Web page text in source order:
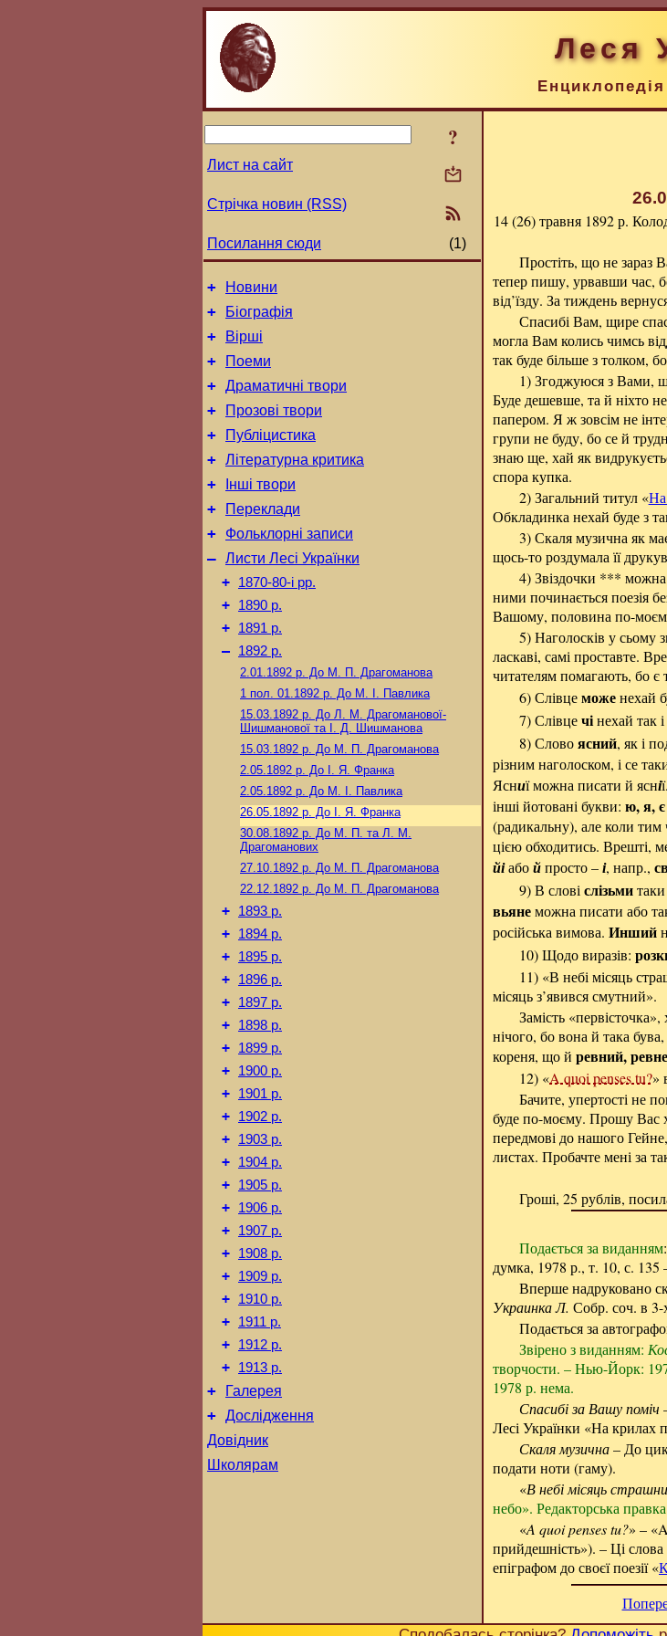
Леся
?
Лист на сайт
Стрічка новин (RSS)
Посилання сюди (1)
+ Новини
+ Біографія
+ Вірші
+ Поеми
+ Драматичні твори
+ Прозові твори
+ Публіцистика
+ Літературна критика
+ Інші твори
+ Переклади
+ Фольклорні записи
– Листи Лесі Українки
+
1870-80-і рр.
+ 1890 р.
+ 1891 р.
– 1892 р.
2.01.1892 р. До М. П. Драгоманова
1 пол. 01.1892 р. До М. I. Павлика
15.03.1892 р. До Л. М. Драгоманової-
Шишманової та І. Д. Шишманова
15.03.1892 р. До М. П. Драгоманова
2.05.1892 р. До І. Я. Франка
2.05.1892 р. До М. I. Павлика
26.05.1892 р. До І. Я. Франка
30.08.1892 р. До М. П. та Л. М.
Драгоманових
27.10.1892 р. До М. П. Драгоманова
22.12.1892 р. До М. П. Драгоманова
+ 1893 р.
+ 1894 р.
+ 1895 р.
+ 1896 р.
+ 1897 р.
+ 1898 р.
+ 1899 р.
+ 1900 р.
+ 1901 р.
+ 1902 р.
+ 1903 р.
+ 1904 р.
+ 1905 р.
+ 1906 р.
+ 1907 р.
+ 1908 р.
+ 1909 р.
+ 1910 р.
+ 1911 р.
+ 1912 р.
+ 1913 р.
+ Галерея
+ Дослідження
Довідник
Школярам
14 (26) травня 1892 р.
Простіть, що не зараз
тепер пишу, урвавши час,
від’їзду. За тиждень
Спасибі Вам, щире
могла Вам колись чимсь
так буде більше з толком,
1) Згоджуюся з Вами,
Буде дешевше, та й ніхто
папером. Я ж зовсім не
групи не буду, бо се й
знаю ще, хай як
спора купка.
2) Загальний титул «На
Обкладинка нехай буде з
3) Скаля музична як
щось-то роздумала її
4) Звіздочки ***
ними починається поезія
Вашому, половина по-
5) Наголосків у сьому
ласкаві, самі проставте.
читателям помагають, бо є
6) Слівцеможенехай
7) Слівцечінехай так
8) Словоясний, як і
різним наголоском, і се
Ясниї можна писати й ясні
інші йотовані букви: ю, я, є
(радикальну), але коли
цією обходитись. Врешті,
йіабойпросто –і, напр.,
9) В слові слізьмитаки
вьянеможна писати або
російська вимова. Инший
10) Щодо виразів:
11) «В небі місяць
місяць з’явився смутний».
Замість
нічого, бо вона й така
кореня, що й ревний, ревне
12) «A quoi penses tu?»
Бачите, упертості не
буде по-моєму. Прошу Вас
передмові до нашого
листах. Пробачте мені за
Гроші, 25 рублів,
Подається за виданням
думка, 1978 р., т. 10, с. 135
Вперше надруковано
Украинка Л. Собр. соч. в 3-
Подається за
Звірено з виданням:
творчости. – Нью-Йорк:
1978 р. нема.
Спасибі за Вашу поміч
Лесі Українки «На крилах
Скаля музична– До
подати ноти (гаму).
«В небі місяць
небо». Редакторська
«A quoi penses tu?» –
прийдешність»). – Ці
епіграфом до своєї поезії «